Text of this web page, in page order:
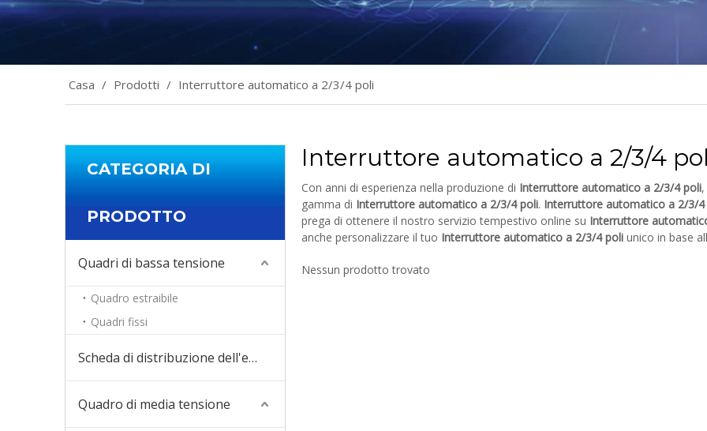
Casa / Prodotti / Interruttore automatico a 2/3/4 poli
CATEGORIA DI
PRODOTTO
Quadri di bassa tensione
Quadro estraibile
Quadri fissi
Scheda di distribuzione dell'energia
Quadro di media tensione
Interruttore automatico a 2/3/4
Con anni di esperienza nella produzione di Interruttore automatico a 2/3/4 poli,
gamma di Interruttore automatico a 2/3/4 poli. Interruttore automatico a 2/3/4
prega di ottenere il nostro servizio tempestivo online su Interruttore
anche personalizzare il tuo Interruttore automatico a 2/3/4 poli unico in base
Nessun prodotto trovato